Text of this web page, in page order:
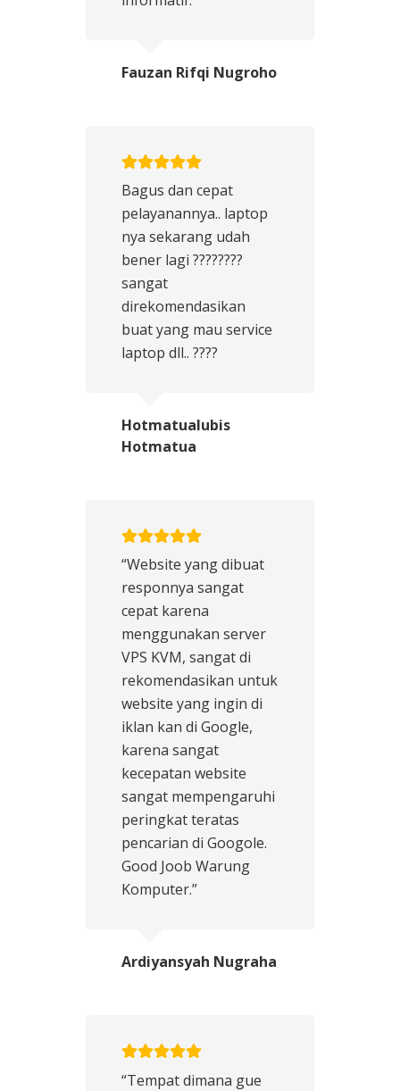
Fauzan Rifqi Nugroho
Bagus dan cepat
pelayanannya.. laptop
nya sekarang udah
bener lagi ????????
sangat
direkomendasikan
buat yang mau service
laptop dll.. ????
Hotmatualubis
Hotmatua
“Website yang dibuat
responnya sangat
cepat karena
menggunakan server
VPS KVM, sangat di
rekomendasikan untuk
website yang ingin di
iklan kan di Google,
karena sangat
kecepatan website
sangat mempengaruhi
peringkat teratas
pencarian di Googole.
Good Joob Warung
Komputer.”
Ardiyansyah Nugraha
“Tempat dimana gue